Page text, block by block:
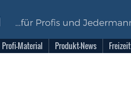
Profi-Material Produkt-News Freizeit